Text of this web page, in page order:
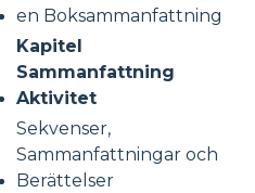
en Boksammanfattning
Kapitel
Sammanfattning
Aktivitet
Sekvenser,
Sammanfattningar och
Berättelser